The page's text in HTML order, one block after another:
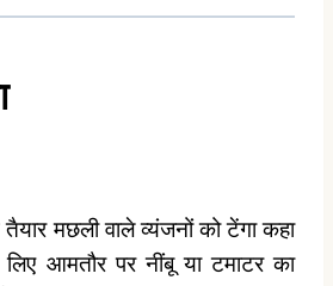
मछली वाले व्यंजनों को टेंगा कहा
आमतौर पर नींबू या टमाटर का